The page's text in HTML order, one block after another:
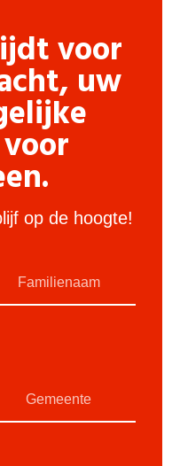
voor
uw
op de hoogte!